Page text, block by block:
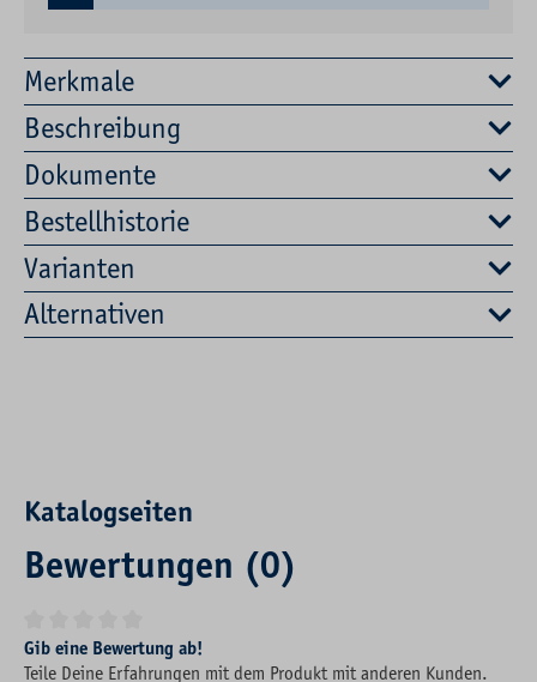
Merkmale
Beschreibung
Dokumente
Bestellhistorie
Varianten
Alternativen
Katalogseiten
Bewertungen (0)
Durchschnittliche Bewertung von 0 von 5 Sternen
Gib eine Bewertung ab!
Teile Deine Erfahrungen mit dem Produkt mit anderen Kunden.